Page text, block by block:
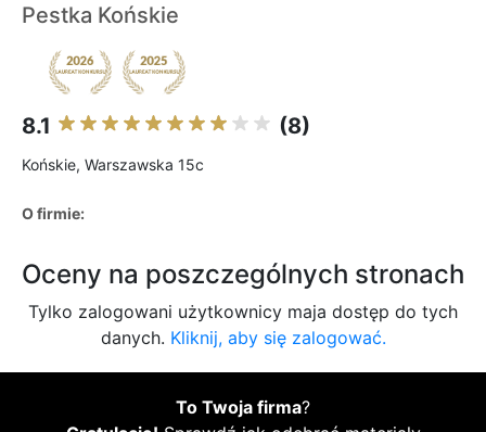
Pestka Końskie
8.1 (8)
Końskie, Warszawska 15c
O firmie:
Oceny na poszczególnych stronach
Tylko zalogowani użytkownicy maja dostęp do tych
danych. Kliknij, aby się zalogować.
To Twoja firma?